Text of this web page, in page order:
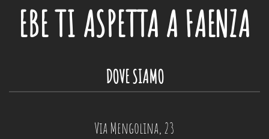
EBETI ASPETTA A FAENZA
DOVE SIAMO
Via Mengolina, 23